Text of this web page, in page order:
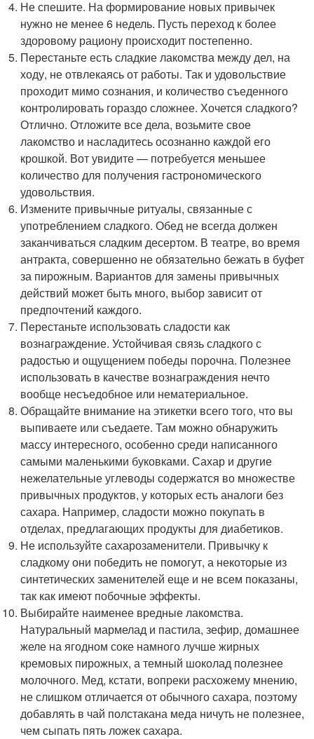
Не спешите. На формирование новых привычек
нужно не менее 6 недель. Пусть переход к более
здоровому рациону происходит постепенно.
Перестаньте есть сладкие лакомства между дел, на
ходу, не отвлекаясь от работы. Так и удовольствие
проходит мимо сознания, и количество съеденного
контролировать гораздо сложнее. Хочется сладкого?
Отлично. Отложите все дела, возьмите свое
лакомство и насладитесь осознанно каждой его
крошкой. Вот увидите — потребуется меньшее
количество для получения гастрономического
удовольствия.
Измените привычные ритуалы, связанные с
употреблением сладкого. Обед не всегда должен
заканчиваться сладким десертом. В театре, во время
антракта, совершенно не обязательно бежать в буфет
за пирожным. Вариантов для замены привычных
действий может быть много, выбор зависит от
предпочтений каждого.
Перестаньте использовать сладости как
вознаграждение. Устойчивая связь сладкого с
радостью и ощущением победы порочна. Полезнее
использовать в качестве вознаграждения нечто
вообще несъедобное или нематериальное.
Обращайте внимание на этикетки всего того, что вы
выпиваете или съедаете. Там можно обнаружить
массу интересного, особенно среди написанного
самыми маленькими буковками. Сахар и другие
нежелательные углеводы содержатся во множестве
привычных продуктов, у которых есть аналоги без
сахара. Например, сладости можно покупать в
отделах, предлагающих продукты для диабетиков.
Не используйте сахарозаменители. Привычку к
сладкому они победить не помогут, а некоторые из
синтетических заменителей еще и не всем показаны,
так как имеют побочные эффекты.
Выбирайте наименее вредные лакомства.
Натуральный мармелад и пастила, зефир, домашнее
желе на ягодном соке намного лучше жирных
кремовых пирожных, а темный шоколад полезнее
молочного. Мед, кстати, вопреки расхожему мнению,
не слишком отличается от обычного сахара, поэтому
добавлять в чай полстакана меда ничуть не полезнее,
чем сыпать пять ложек сахара.